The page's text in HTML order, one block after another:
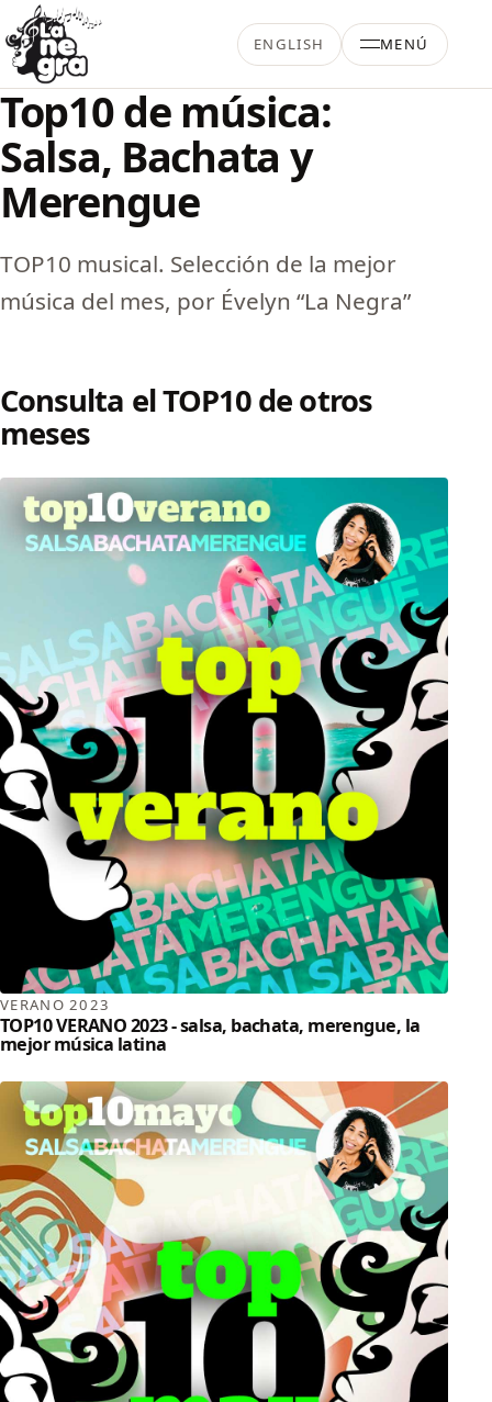
Saltar al contenido
La Negra Salsa
ENGLISH MENÚ
Top10 de música:
Salsa, Bachata y
Merengue
TOP10 musical. Selección de la mejor
música del mes, por Évelyn “La Negra”
Consulta el TOP10 de otros
meses
VERANO 2023
TOP10 VERANO 2023 - salsa, bachata, merengue, la
mejor música latina